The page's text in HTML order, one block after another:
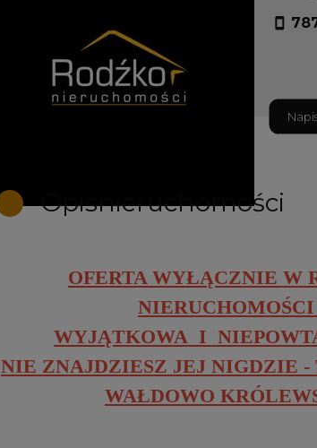
Opisnieruchomości
OFERTA WYŁĄCZNIE W
WYJĄTKOWA I
NIE ZNAJDZIESZ JEJ NIGDZIE -
WAŁDOWO